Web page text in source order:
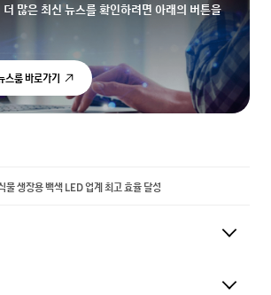
많은 최신 뉴스를 확인하려면 아래의 버튼을
스룸 바로가기
물 생장용 백색 LED 업계 최고 효율 달성